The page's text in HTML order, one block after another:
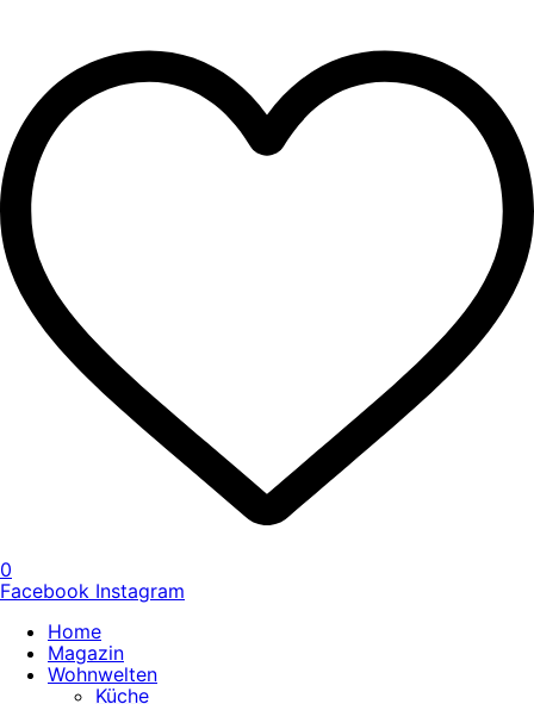
0
Facebook Instagram
Home
Magazin
Wohnwelten
Küche